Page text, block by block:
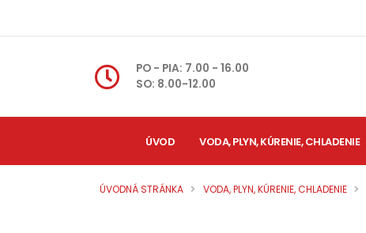
PO - PIA: 7.00 - 16.00
SO: 8.00-12.00
ÚVOD VODA, PLYN, KÚRENIE, CHLADENIE
ÚVODNÁ STRÁNKA VODA, PLYN, KÚRENIE, CHLADENIE